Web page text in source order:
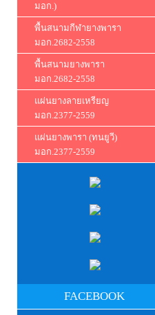
มอก.)
พื้นสนามกีฬายางพารา
มอก.2682-2558
พื้นสนามยางพารา
มอก.2682-2558
แผ่นยางลายเหรียญ
มอก.2377-2559
แผ่นยางพารา (ทนยูวี)
มอก.2377-2559
FACEBOOK